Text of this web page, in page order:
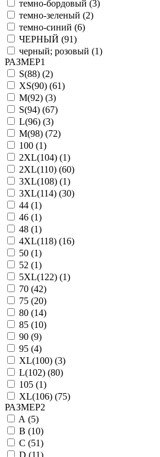
темно-бордовый (3)
темно-зеленый (2)
темно-синий (6)
ЧЕРНЫЙ (91)
черный; розовый (1)
РАЗМЕР1
S(88) (2)
XS(90) (61)
M(92) (3)
S(94) (67)
L(96) (3)
M(98) (72)
100 (1)
2XL(104) (1)
2XL(110) (60)
3XL(108) (1)
3XL(114) (30)
44 (1)
46 (1)
48 (1)
4XL(118) (16)
50 (1)
52 (1)
5XL(122) (1)
70 (42)
75 (20)
80 (14)
85 (10)
90 (9)
95 (4)
XL(100) (3)
L(102) (80)
105 (1)
XL(106) (75)
РАЗМЕР2
A (5)
B (10)
C (51)
D (11)